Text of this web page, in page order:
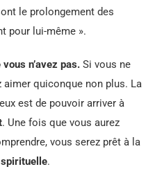
le prolongement des
pour lui-même ».
n’avez pas. Si vous ne
aimer quiconque non plus. La
est de pouvoir arriver à
. Une fois que vous aurez
vous serez prêt à la
spirituelle.